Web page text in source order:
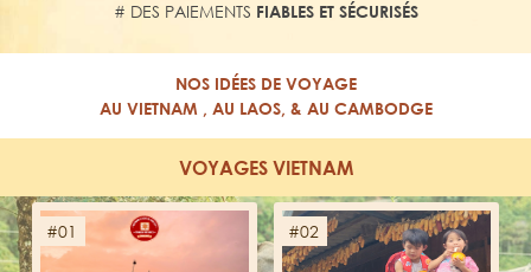
# DES PAIEMENTS FIABLES ET SÉCURISÉS
NOS IDÉES DE VOYAGE
AU VIETNAM , AU LAOS, & AU CAMBODGE
VOYAGES VIETNAM
#01 #02